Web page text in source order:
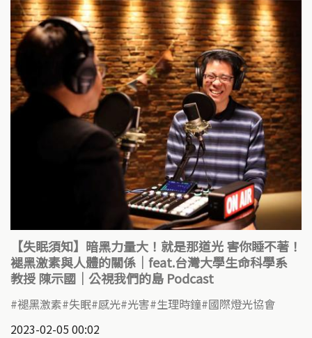
【失眠須知】暗黑力量大！就是那道光 害你睡不著！
褪黑激素與人體的關係｜feat.台灣大學生命科學系
教授 陳示國｜公視我們的島 Podcast
褪黑激素 失眠 感光 光害 生理時鐘 國際燈光協會
2023-02-05 00:02